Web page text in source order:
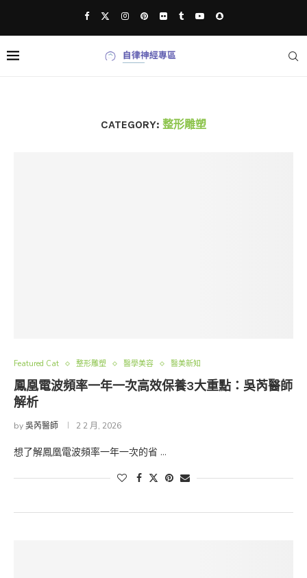
CATEGORY: 整形雕塑
Featured Cat 整形雕塑 醫學美容 醫美新知
鳳凰電波頻率一年一次高效保養3大重點：吳芮醫師
解析
by吳芮醫師 2 2 月, 2026
想了解鳳凰電波頻率一年一次的省 …